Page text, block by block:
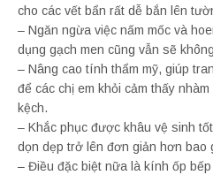
cho các vết bẩn rất dễ bắn lên
– Ngăn ngừa việc nấm mốc và
dụng gạch men cũng vẫn sẽ
– Nâng cao tính thẩm mỹ, giúp
để các chị em khỏi cảm thấy
kệch.
– Khắc phục được khâu vệ sinh
dọn dẹp trở lên đơn giản hơn bao
– Điều đặc biệt nữa là kính ốp